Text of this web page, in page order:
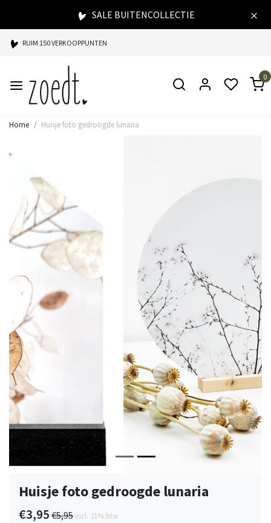
SALE BUITENCOLLECTIE
RUIM 150 VERKOOPPUNTEN
SPAARPUNTEN BIJ ELKE AANKOOP
SNELLE LEVERING
0
Home Huisje foto gedroogde lunaria
Vorige
Huisje foto gedroogde lunaria
€3,95 €5,95 incl. 21% btw